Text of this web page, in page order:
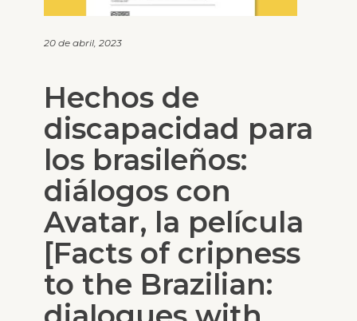
20 de abril, 2023
Hechos de
discapacidad para
los brasileños:
diálogos con
Avatar, la película
[Facts of cripness
to the Brazilian: